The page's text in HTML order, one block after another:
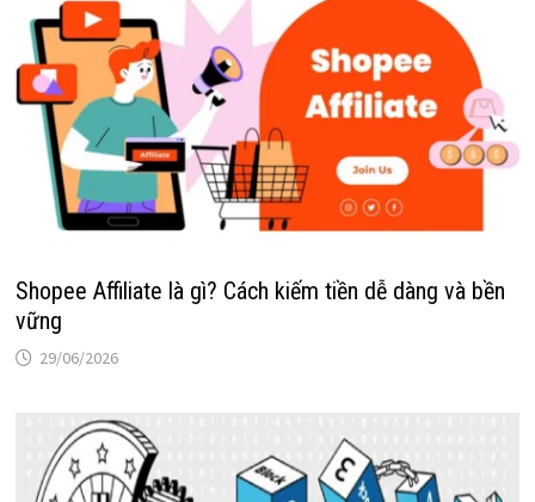
Shopee Affiliate là gì? Cách kiếm tiền dễ dàng và bền
vững
29/06/2026